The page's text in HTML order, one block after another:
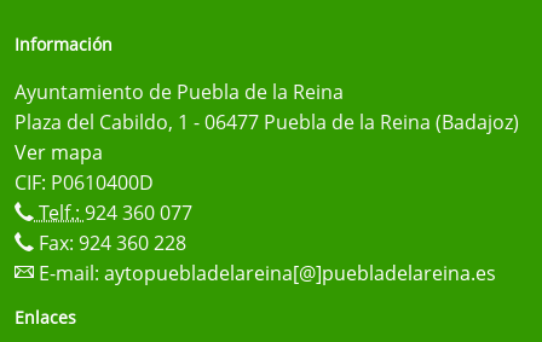
Información
Ayuntamiento de Puebla de la Reina
Plaza del Cabildo, 1 - 06477 Puebla de la Reina (Badajoz)
Ver mapa
CIF: P0610400D
Telf.: 924 360 077
Fax: 924 360 228
E-mail: aytopuebladelareina[@]puebladelareina.es
Enlaces